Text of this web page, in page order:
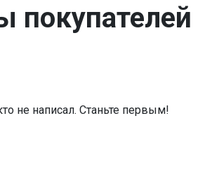
покупателей
не написал. Станьте первым!